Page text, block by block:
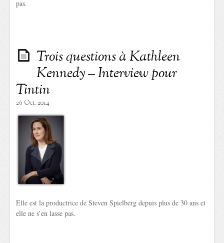
pas.
Trois questions à Kathleen
Kennedy – Interview pour
Tintin
26 Oct. 2014
Elle est la productrice de Steven Spielberg depuis plus de 30 ans et
elle ne s’en lasse pas.